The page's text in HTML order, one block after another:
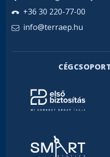
+36 30 220-77-00
info@terraep.hu